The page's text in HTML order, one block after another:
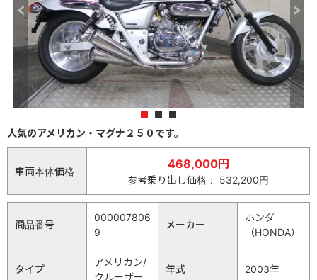
Previous Next
1 2
人気のアメリカン・マグナ２５０です。
車両本体価格
468,000円
参考乗り出し価格： 532,200円
商品番号
000007806
9
メーカー
ホンダ
（HONDA）
タイプ
アメリカン/
クルーザー
年式 2003年